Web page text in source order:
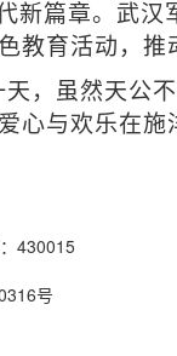
新篇章。武
教育活动，
，虽然天公
心与欢乐在
430015
号